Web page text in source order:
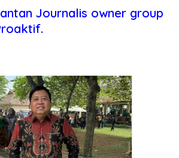
Journalis owner group